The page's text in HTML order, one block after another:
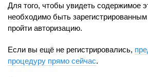
Для того, чтобы увидеть содержимое
необходимо быть
пройти авторизацию.
Если вы ещё не регистрировались,
процедуру прямо сейчас.